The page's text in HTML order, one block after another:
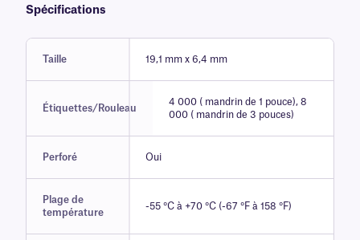
Spécifications
Taille 19,1 mm x 6,4 mm
Étiquettes/Rouleau
4 000 ( mandrin de 1 pouce), 8
000 ( mandrin de 3 pouces)
Perforé Oui
Plage de
température
-55 °C à +70 °C (-67 °F à 158 °F)